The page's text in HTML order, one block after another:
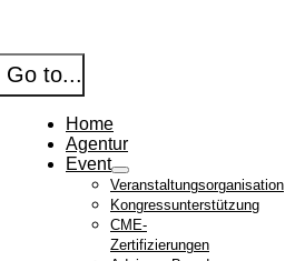
Go to...
Home
Agentur
Event
Veranstaltungsorganisation
Kongressunterstützung
CME-
Zertifizierungen